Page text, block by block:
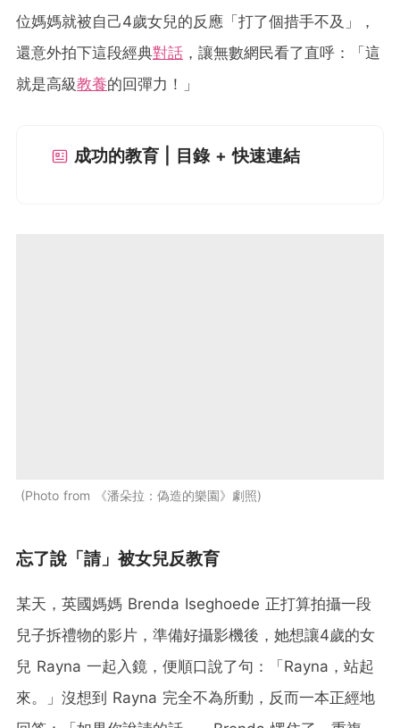
位媽媽就被自己4歲女兒的反應「打了個措手不及」，
還意外拍下這段經典對話 ，讓無數網民看了直呼：「這
就是高級教養的回彈力！」
成功的教育 | 目錄 + 快速連結
Photo from 《潘朵拉：偽造的樂園》劇照
忘了說「請」被女兒反教育
某天，英國媽媽 Brenda Iseghoede 正打算拍攝一段
兒子拆禮物的影片，準備好攝影機後，她想讓4歲的女
兒 Rayna 一起入鏡，便順口說了句：「Rayna，站起
來。」沒想到 Rayna 完全不為所動，反而一本正經地